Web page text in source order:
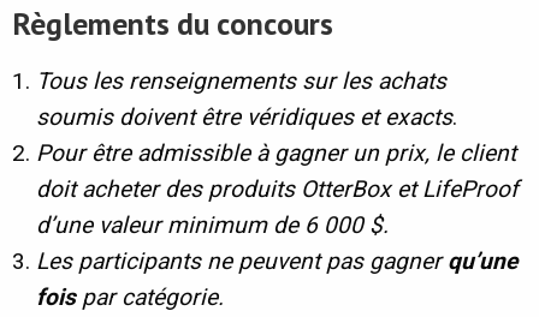
Règlements du concours
Tous les renseignements sur les achats
soumis doivent être véridiques et exacts.
Pour être admissible à gagner un prix, le client
doit acheter des produits OtterBox et LifeProof
d’une valeur minimum de 6 000 $.
Les participants ne peuvent pas gagnerqu’une
fois par catégorie.